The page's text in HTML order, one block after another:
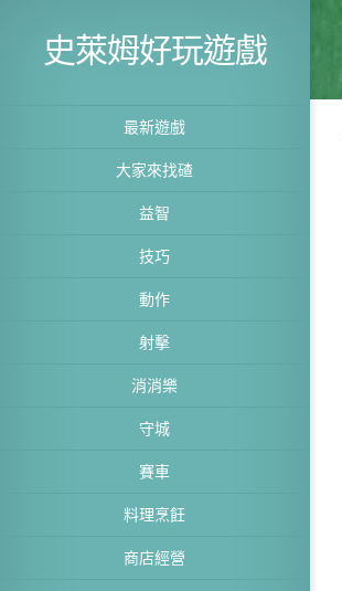
史萊姆好玩遊戲
最新遊戲
大家來找碴
益智
技巧
動作
射擊
消消樂
守城
賽車
料理烹飪
商店經營